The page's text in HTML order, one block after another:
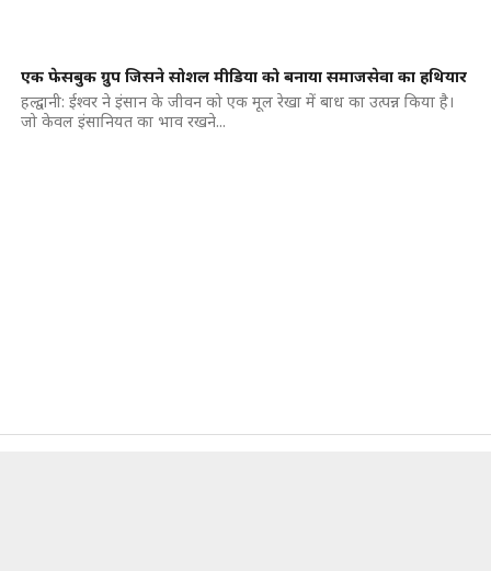
एक फेसबुक ग्रुप जिसने सोशल मीडिया को बनाया समाजसेवा का हथियार
हल्द्वानी: ईश्वर ने इंसान के जीवन को एक मूल रेखा में बाध का उत्पन्न किया है।
जो केवल इंसानियत का भाव रखने...